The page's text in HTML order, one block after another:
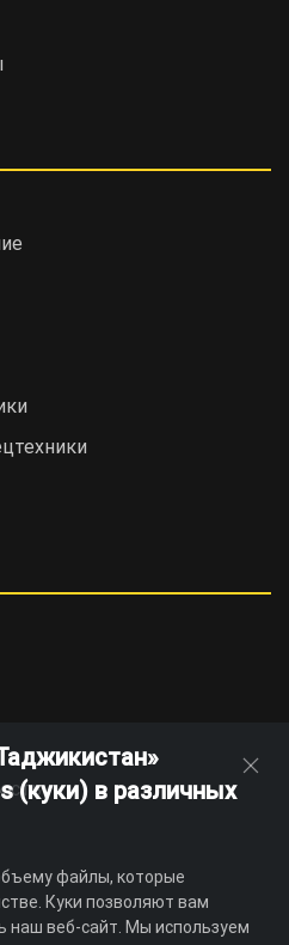
(куки) в различных
файлы, которые
Куки позволяют вам
наш веб-сайт. Мы используем